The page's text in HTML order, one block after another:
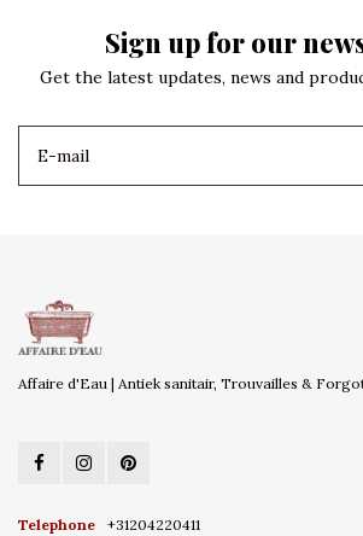
Sign up for our
Get the latest updates, news and
Affaire d'Eau | Antiek sanitair, Trouvailles &
Telephone +31204220411